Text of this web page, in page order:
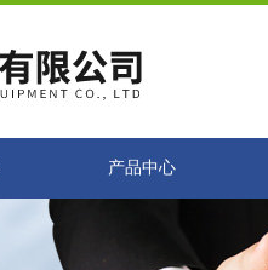
产品中心